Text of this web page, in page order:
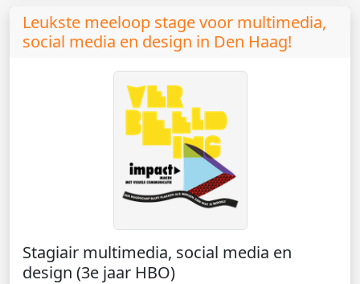
Leukste meeloop stage voor multimedia,
social media en design in Den Haag!
Stagiair multimedia, social media en
design (3e jaar HBO)